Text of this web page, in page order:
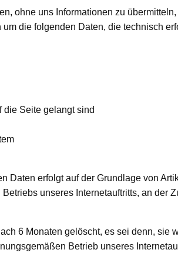
ohne uns Informationen zu
die folgenden Daten, die technisch
die Seite gelangt sind
Daten erfolgt auf der Grundlage von
unseres Internetauftritts, an
6 Monaten gelöscht, es sei denn,
Betrieb unseres